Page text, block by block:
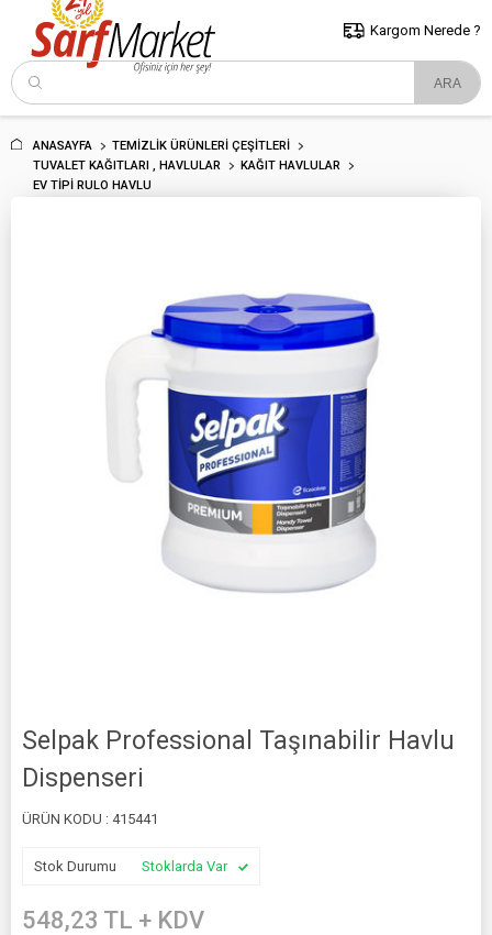
5000 TL ve Üzeri Alışverişlerde İstanbul İçi Kargo Bedava!
ve Trakya İçin Tıklayın..
Kargom Nerede ?
ANASAYFA
TEMIZLIK ÜRÜNLERI ÇEŞITLERI
TUVALET KAĞITLARI , HAVLULAR
KAĞIT HAVLULAR
EV TIPI RULO HAVLU
Selpak Professional Taşınabilir Havlu
Dispenseri
ÜRÜN KODU : 415441
Stok Durumu Stoklarda Var
548,23 TL + KDV